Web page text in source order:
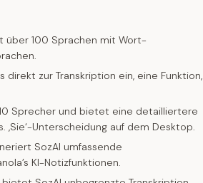
über 100 Sprachen mit Wort-
direkt zur Transkription ein, eine Funktion,
Sprecher und bietet eine detailliertere
‚Sie‘-Unterscheidung auf dem Desktop.
SozAI umfassende
KI-Notizfunktionen.